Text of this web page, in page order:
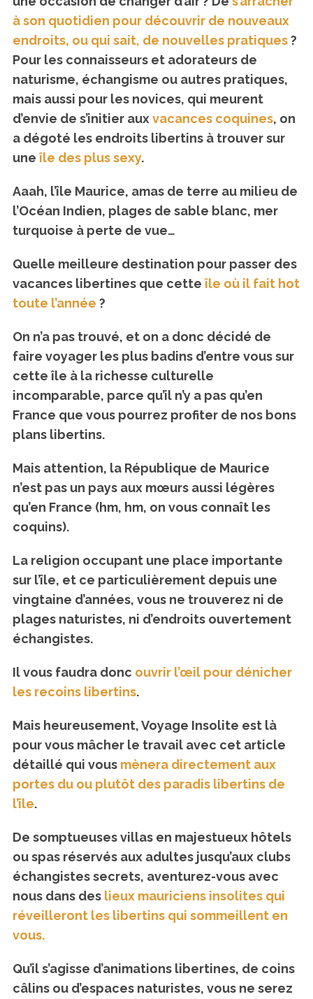
à son quotidien pour découvrir de nouveaux
endroits, ou qui sait, de nouvelles pratiques?
Pour les connaisseurs et adorateurs de
naturisme, échangisme ou autres pratiques,
mais aussi pour les novices, qui meurent
d’envie de s’initier auxvacances coquines, on
a dégoté les endroits libertins à trouver sur
uneîle des plus sexy.
Aaah, l’île Maurice, amas de terre au milieu de
l’Océan Indien, plages de sable blanc, mer
turquoise à perte de vue…
Quelle meilleure destination pour passer des
vacances libertines que cetteîle où il fait hot
toute l’année ?
On n’a pas trouvé, et on a donc décidé de
faire voyager les plus badins d’entre vous sur
cette île à la richesse culturelle
incomparable, parce qu’il n’y a pas qu’en
France que vous pourrez profiter de nos bons
plans libertins.
Mais attention, la République de Maurice
n’est pas un pays aux mœurs aussi légères
qu’en France (hm, hm, on vous connaît les
coquins).
La religion occupant une place importante
sur l’île, et ce particulièrement depuis une
vingtaine d’années, vous ne trouverez ni de
plages naturistes, ni d’endroits ouvertement
échangistes.
Il vous faudra donc ouvrir l’œil pour dénicher
les recoins libertins.
Mais heureusement, Voyage Insolite est là
pour vous mâcher le travail avec cet article
détaillé qui vous mènera directement aux
portes du ou plutôt des paradis libertins de
l’île.
De somptueuses villas en majestueux hôtels
ou spas réservés aux adultes jusqu’aux clubs
échangistes secrets, aventurez-vous avec
nous dans des lieux mauriciens insolites qui
réveilleront les libertins qui sommeillent en
vous.
Qu’il s’agisse d’animations libertines, de coins
câlins ou d’espaces naturistes, vous ne serez